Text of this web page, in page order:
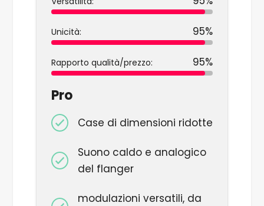
Unicità: 95%
Rapporto qualità/prezzo: 95%
Pro
Case di dimensioni ridotte
Suono caldo e analogico
del flanger
modulazioni versatili, da